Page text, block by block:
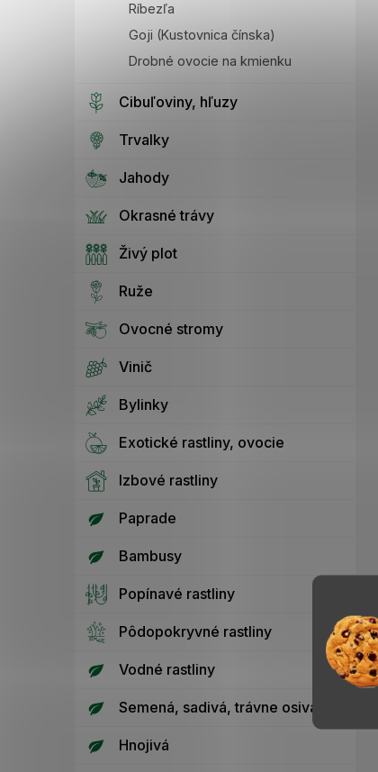
Ríbezľa
Goji (Kustovnica čínska)
Drobné ovocie na kmienku
Cibuľoviny, hľuzy
Trvalky
Jahody
Okrasné trávy
Živý plot
Ruže
Ovocné stromy
Vinič
Bylinky
Exotické rastliny, ovocie
Izbové rastliny
Paprade
Bambusy
Popínavé rastliny
Pôdopokryvné rastliny
Vodné rastliny
Semená, sadivá, trávne osivá
Hnojivá